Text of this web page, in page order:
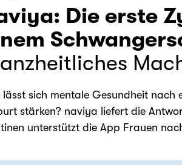
Die erste
lässt sich mentale Gesundheit
stärken? naviya liefert die
unterstützt die App Frauen